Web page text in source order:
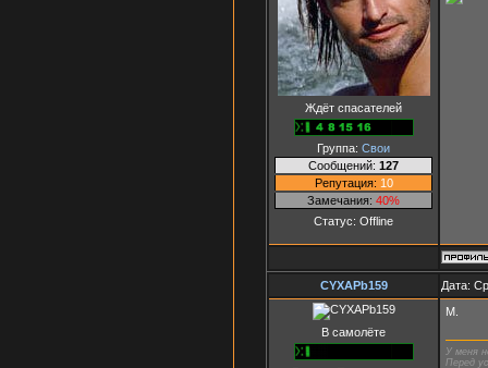
Ждёт спасателей
Группа: Свои
Сообщений: 127
Репутация: 10
Замечания: 40%
Статус: Offline
CYXAPb159 Дата:
В самолёте
М.
У меня
Перед